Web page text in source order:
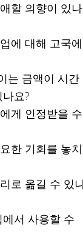
할 의향이 있나
에 대해 고국에
는 금액이 시간
요?
게 인정받을 수
한 기회를 놓치
로 옮길 수 있
서 사용할 수